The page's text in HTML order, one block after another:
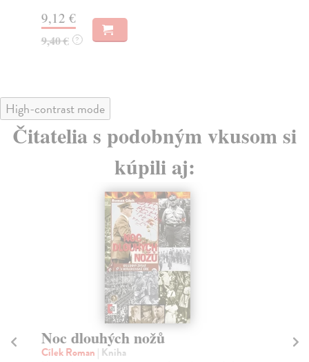
9,12 €
9,40 € ?
High-contrast mode
Čitatelia s podobným vkusom si
kúpili aj:
Noc dlouhých nožů
Cílek Roman | Kniha